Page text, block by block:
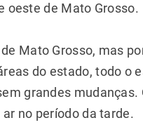
oeste de Mato Grosso.
Mato Grosso, mas
do estado, todo o
grandes mudanças.
no período da tarde.